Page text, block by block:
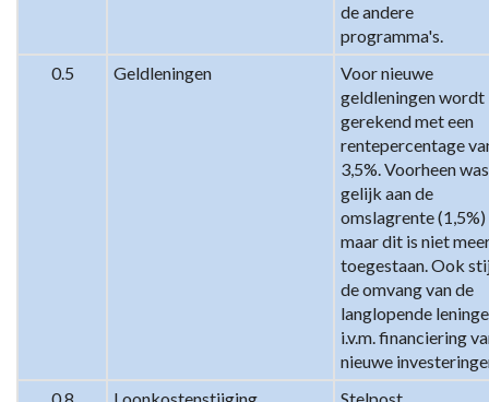
de andere
programma's.
0.5
Geldleningen
Voor nieuwe
geldleningen wordt
gerekend met een
rentepercentage
3,5%. Voorheen
gelijk aan de
omslagrente (1,5%)
maar dit is niet
toegestaan. Ook
de omvang van de
langlopende
i.v.m. financiering
nieuwe